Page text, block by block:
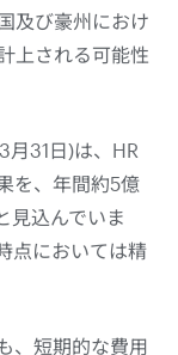
及び豪州におけ
上される可能性
31日)は、HR
を、年間約5億
見込んでいま
点においては精
、短期的な費用